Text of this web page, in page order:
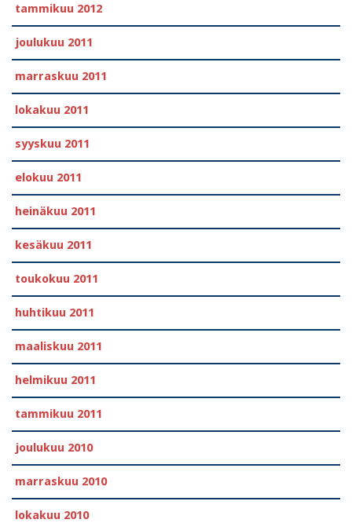
tammikuu 2012
joulukuu 2011
marraskuu 2011
lokakuu 2011
syyskuu 2011
elokuu 2011
heinäkuu 2011
kesäkuu 2011
toukokuu 2011
huhtikuu 2011
maaliskuu 2011
helmikuu 2011
tammikuu 2011
joulukuu 2010
marraskuu 2010
lokakuu 2010